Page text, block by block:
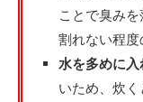
ことで臭み
割れない程度
水を多めに入
いため、炊く